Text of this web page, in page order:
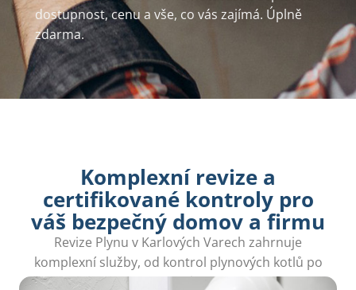
dostupnost, cenu a vše, co vás zajímá. Úplně
zdarma.
Komplexní revize a
certifikované kontroly pro
váš bezpečný domov a firmu
Revize Plynu v Karlových Varech zahrnuje
komplexní služby, od kontrol plynových kotlů po
revize připojení spotřebičů, které zajistí Váš klid.